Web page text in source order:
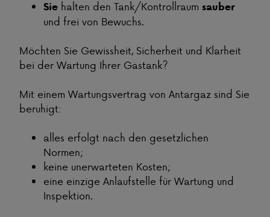
Sie halten den Tank/Kontrollraum sauber
und frei von Bewuchs.
Möchten Sie Gewissheit, Sicherheit und Klarheit
bei der Wartung Ihrer Gastank?
Mit einem Wartungsvertrag von Antargaz sind Sie
beruhigt:
alles erfolgt nach den gesetzlichen
Normen;
keine unerwarteten Kosten;
eine einzige Anlaufstelle für Wartung und
Inspektion.